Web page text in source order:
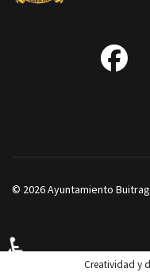
fab
© 2026 Ayuntamiento
Creatividad y